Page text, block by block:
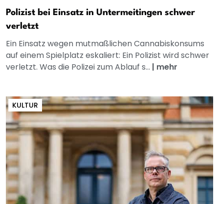
Polizist bei Einsatz in Untermeitingen schwer
verletzt
Ein Einsatz wegen mutmaßlichen Cannabiskonsums
auf einem Spielplatz eskaliert: Ein Polizist wird schwer
verletzt. Was die Polizei zum Ablauf s... | mehr
KULTUR